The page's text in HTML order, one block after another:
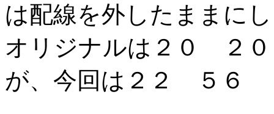
は配線を外したままに
オリジナルは２０ ２
が、今回は２２ ５６